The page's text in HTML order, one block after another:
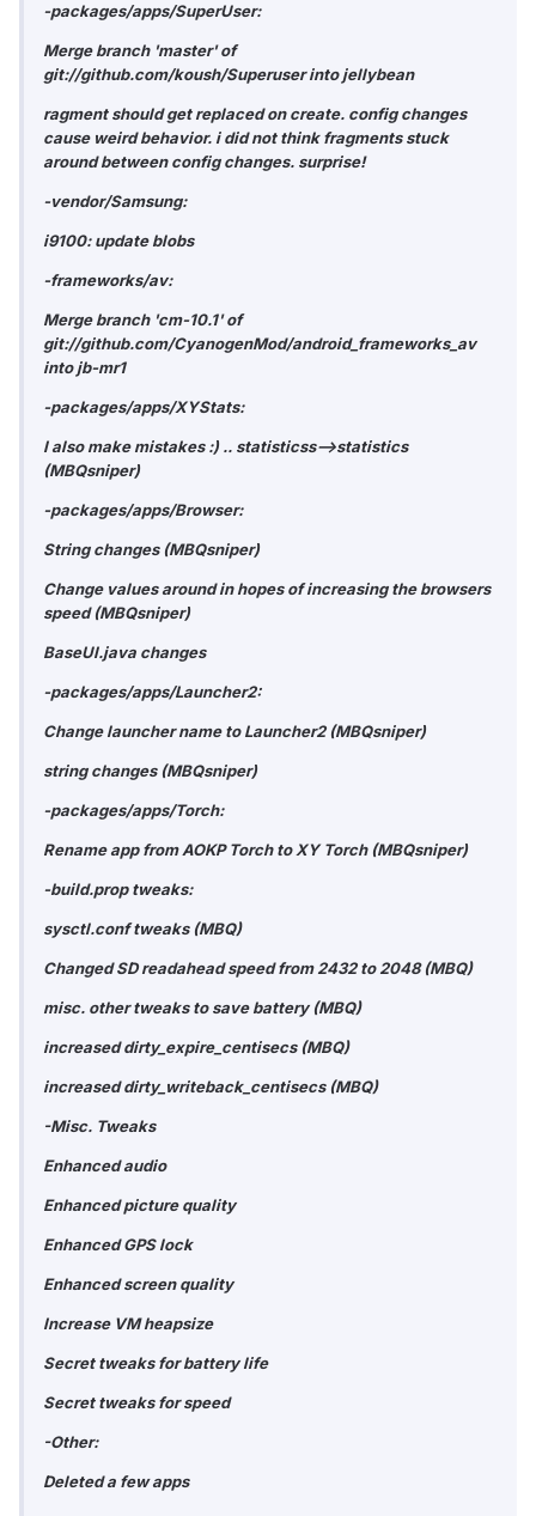
-packages/apps/SuperUser:
Merge branch 'master' of
git://github.com/koush/Superuser into jellybean
ragment should get replaced on create. config changes
cause weird behavior. i did not think fragments stuck
around between config changes. surprise!
-vendor/Samsung:
i9100: update blobs
-frameworks/av:
Merge branch 'cm-10.1' of
git://github.com/CyanogenMod/android_frameworks_av
into jb-mr1
-packages/apps/XYStats:
I also make mistakes :) .. statisticss-->statistics
(MBQsniper)
-packages/apps/Browser:
String changes (MBQsniper)
Change values around in hopes of increasing the browsers
speed (MBQsniper)
BaseUI.java changes
-packages/apps/Launcher2:
Change launcher name to Launcher2 (MBQsniper)
string changes (MBQsniper)
-packages/apps/Torch:
Rename app from AOKP Torch to XY Torch (MBQsniper)
-build.prop tweaks:
sysctl.conf tweaks (MBQ)
Changed SD readahead speed from 2432 to 2048 (MBQ)
misc. other tweaks to save battery (MBQ)
increased dirty_expire_centisecs (MBQ)
increased dirty_writeback_centisecs (MBQ)
-Misc. Tweaks
Enhanced audio
Enhanced picture quality
Enhanced GPS lock
Enhanced screen quality
Increase VM heapsize
Secret tweaks for battery life
Secret tweaks for speed
-Other:
Deleted a few apps